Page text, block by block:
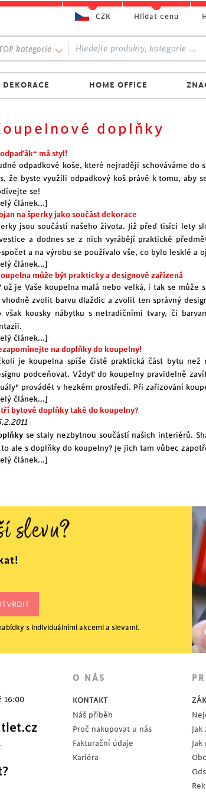
doplňky
má styl!
odpadkové koše, které nejraději schováváme do
že byste využili odpadkový koš právě k tomu, aby
se!
článek...]
na šperky jako součást dekorace
jsou součástí našeho života. Již před tisíci lety
a dodnes se z nich vyrábějí praktické
a na výrobu se používalo vše, co bylo lesklé a
článek...]
může být prakticky a designově zařízená
už je Vaše koupelna malá nebo velká, i tak se může
zvolit barvu dlaždic a zvolit ten správný
však kousky nábytku s netradičními tvary, či
článek...]
na doplňky do koupelny!
je koupelna spíše čistě praktická část bytu
podceňovat. Vždyť do koupelny pravidelně
provádět v hezkém prostředí. Při zařizování
článek...]
bytové doplňky také do koupelny?
se staly nezbytnou součástí našich interiérů.
ale s doplňky do koupelny? Je jich tam vůbec
článek...]
kategorie
HOME OFFICE
CZK Hlídat cenu
slevu?
s individuálními akcemi a slevami.
16:00
O NÁS
KONTAKT
Náš příběh
Proč nakupovat u nás
Fakturační údaje
Kariéra